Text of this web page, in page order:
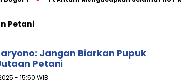
Petani
Jangan Biarkan Pupuk
Petani
- 15:50 WIB